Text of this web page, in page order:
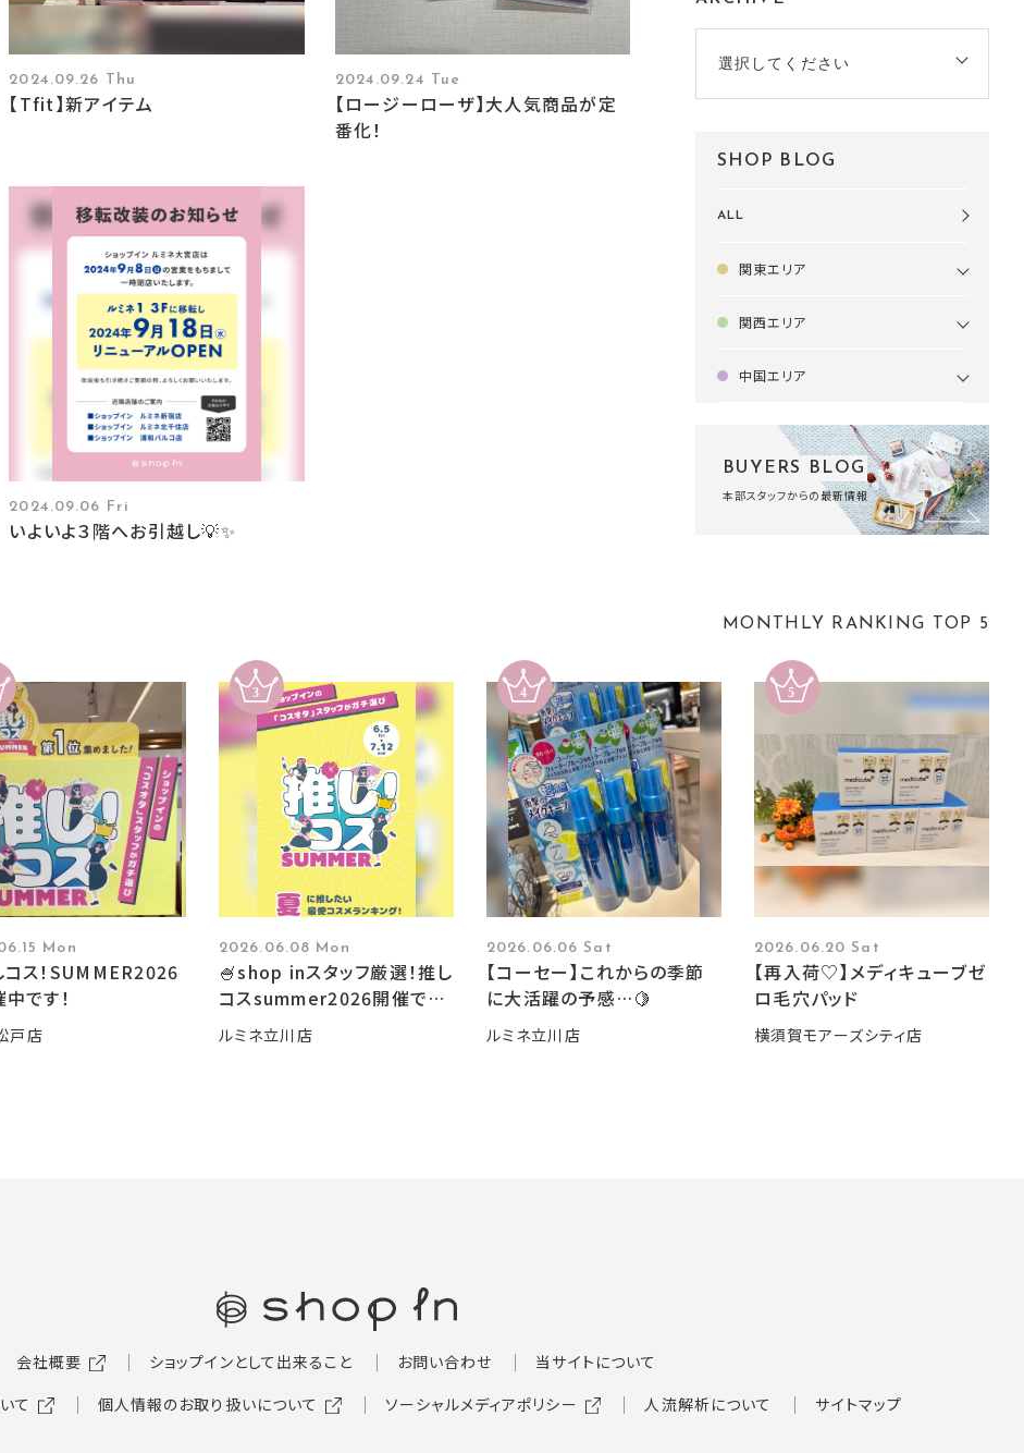
2024.09.26 Thu
【Tfit】新アイテム
2024.09.24 Tue
【ロージーローザ】大人気商品が定
番化！
2024.09.06 Fri
いよいよ３階へお引越し💡✨
選択してください
SHOP BLOG
ALL
関東エリア
関西エリア
中国エリア
BUYERS BLOG
本部スタッフからの最新情報
MONTHLY RANKING TOP 5
Mon
ス！SUMMER2026
です！
戸店
2026.06.08 Mon
🍧shop inスタッフ厳選！推し
コスsummer2026開催です
🍧
ルミネ立川店
2026.06.06 Sat
【コーセー】これからの季節
に大活躍の予感…🍋
ルミネ立川店
2026.06.20 Sat
【再入荷♡】メディキューブゼ
ロ毛穴パッド
横須賀モアーズシティ店
会社概要 ショップインとして出来ること お問い合わせ
当サイトについて
て
個人情報のお取り扱いについて ソーシャルメディアポリシー 人流解析について サイトマップ